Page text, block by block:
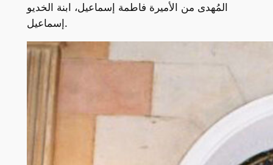
المُهدى من الأميرة فاطمة إسماعيل، ابنة الخديو
إسماعيل.